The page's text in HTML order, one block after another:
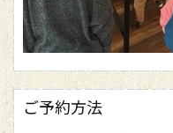
ご予約方法